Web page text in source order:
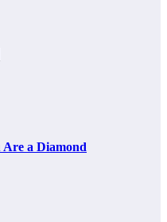
Are a Diamond